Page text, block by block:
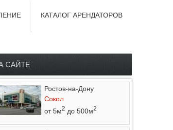
КАТАЛОГ АРЕНДАТОРОВ
САЙТЕ
Ростов-на-Дону
Сокол
от 5м2 до 500м2